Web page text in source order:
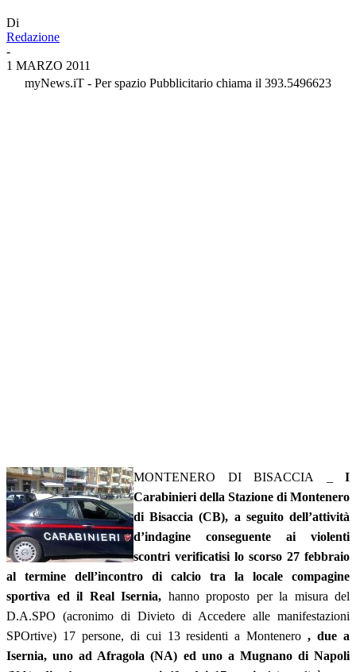
Di
Redazione
-
1 MARZO 2011
myNews.iT - Per spazio Pubblicitario chiama il 393.5496623
MONTENERO DI BISACCIA _ I
Carabinieri della Stazione di Montenero
di Bisaccia (CB), a seguito dell’attività
d’indagine conseguente ai violenti
scontri verificatisi lo scorso 27 febbraio
al termine dell’incontro di calcio tra la locale compagine
sportiva ed il Real Isernia, hanno proposto per la misura del
D.A.SPO (acronimo di Divieto di Accedere alle manifestazioni
SPOrtive) 17 persone, di cui 13 residenti a Montenero , due a
Isernia, uno ad Afragola (NA) ed uno a Mugnano di Napoli